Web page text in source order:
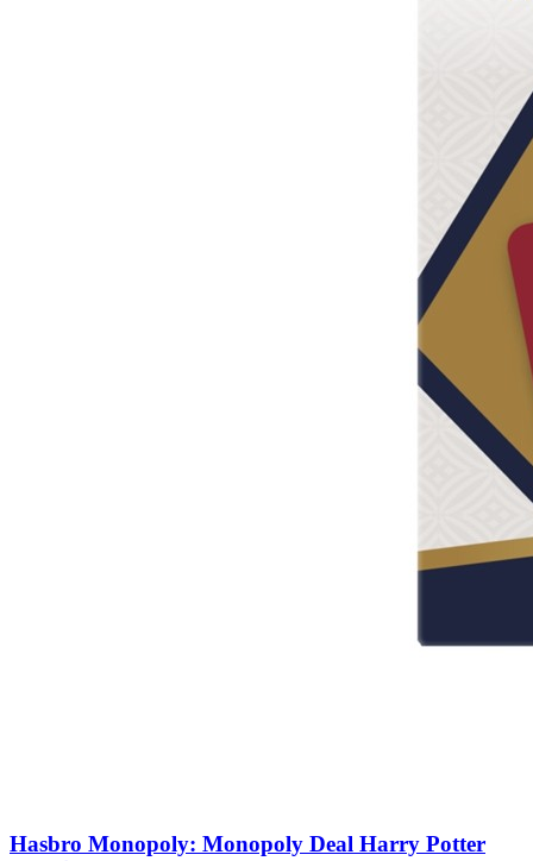
Hasbro Monopoly: Monopoly Deal Harry Potter